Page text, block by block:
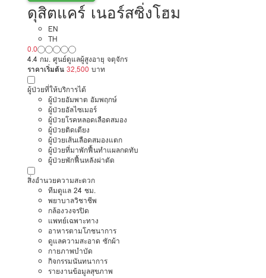
ดุสิตแคร์ เนอร์สซิ่งโฮม
EN
TH
0.0
4.4 กม. ศูนย์ดูแลผู้สูงอายุ จตุจักร
ราคาเริ่มต้น 32,500 บาท
ผู้ป่วยที่ให้บริการได้
ผู้ป่วยอัมพาต อัมพฤกษ์
ผู้ป่วยอัลไซเมอร์
ผู้ป่วยโรคหลอดเลือดสมอง
ผู้ป่วยติดเตียง
ผู้ป่วยเส้นเลือดสมองแตก
ผู้ป่วยที่มาพักฟื้นทำแผลกดทับ
ผู้ป่วยพักฟื้นหลังผ่าตัด
สิ่งอำนวยความสะดวก
ทีมดูแล 24 ชม.
พยาบาลวิชาชีพ
กล้องวงจรปิด
แพทย์เฉพาะทาง
อาหารตามโภชนาการ
ดูแลความสะอาด ซักผ้า
กายภาพบำบัด
กิจกรรมนันทนาการ
รายงานข้อมูลสุขภาพ